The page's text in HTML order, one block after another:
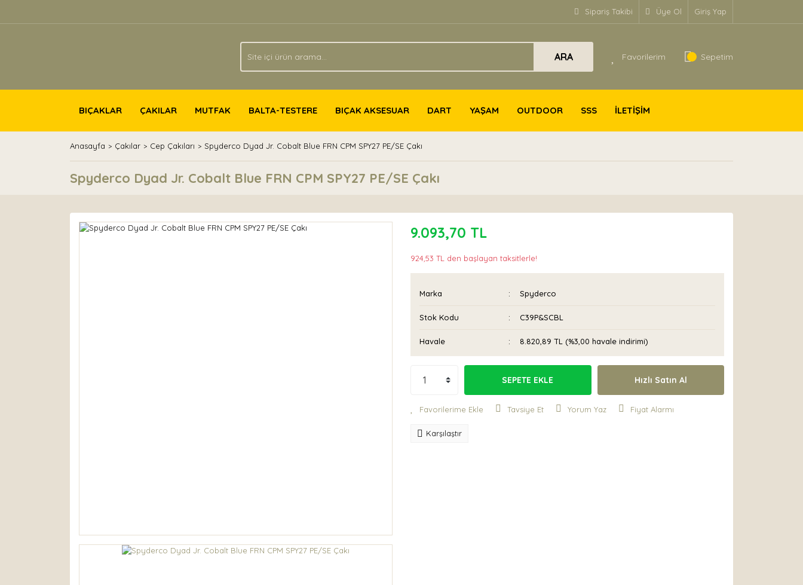
Sipariş Takibi Üye Ol Giriş Yap
ARA Favorilerim Sepetim
BIÇAKLAR ÇAKILAR MUTFAK BALTA-TESTERE BIÇAK AKSESUAR DART YAŞAM OUTDOOR SSS İLETİŞİM
Anasayfa Çakılar Cep Çakıları Spyderco Dyad Jr. Cobalt Blue FRN CPM SPY27 PE/SE Çakı
Spyderco Dyad Jr. Cobalt Blue FRN CPM SPY27 PE/SE Çakı
9.093,70 TL
924,53 TL den başlayan taksitlerle!
Marka Spyderco
Stok Kodu C39P&SCBL
Havale 8.820,89 TL (%3,00 havale indirimi)
SEPETE EKLE Hızlı Satın Al
Tavsiye Et Yorum Yaz Fiyat Alarmı
Karşılaştır